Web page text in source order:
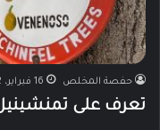
حفصة المخلص 16 فبراير، 2022
تعرف على